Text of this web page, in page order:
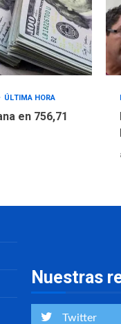
4
ÚLTIMA HORA
en 756,71
Nuestras
Twitter